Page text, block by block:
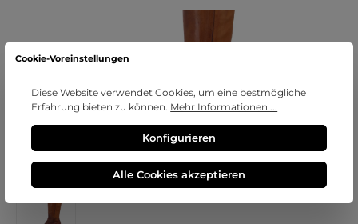
Cookie-Voreinstellungen
Diese Website verwendet Cookies, um eine bestmögliche
Erfahrung bieten zu können. Mehr Informationen ...
Konfigurieren
Alle Cookies akzeptieren